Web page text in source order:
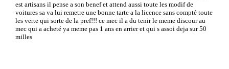
est artisans il pense a son benef et attend aussi toute les modif de
voitures sa va lui remetre une bonne tarte a la licence sans compté toute
les verte qui sorte de la pref!!! ce mec il a du tenir le meme discour au
mec qui a acheté ya meme pas 1 ans en arrier et qui s assoi deja sur 50
milles